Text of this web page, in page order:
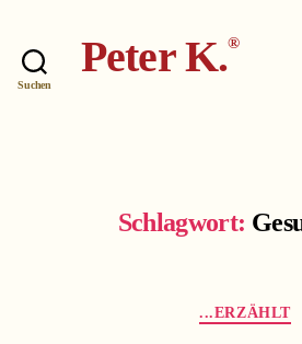
Suchen
Peter K.®
Schlagwort:
...ERZÄHLT